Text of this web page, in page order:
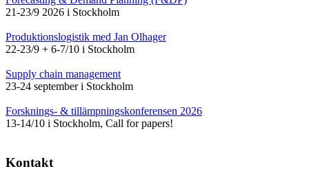
21-23/9 2026 i Stockholm
Produktionslogistik med Jan Olhager
22-23/9 + 6-7/10 i Stockholm
Supply chain management
23-24 september i Stockholm
Forsknings- & tillämpningskonferensen 2026
13-14/10 i Stockholm, Call for papers!
Kontakt